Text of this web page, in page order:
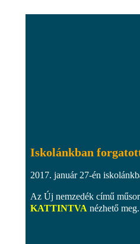
Iskolánkban
2017. január 27-én
Az Új nemzedék című
KATTINTVA nézhető meg.